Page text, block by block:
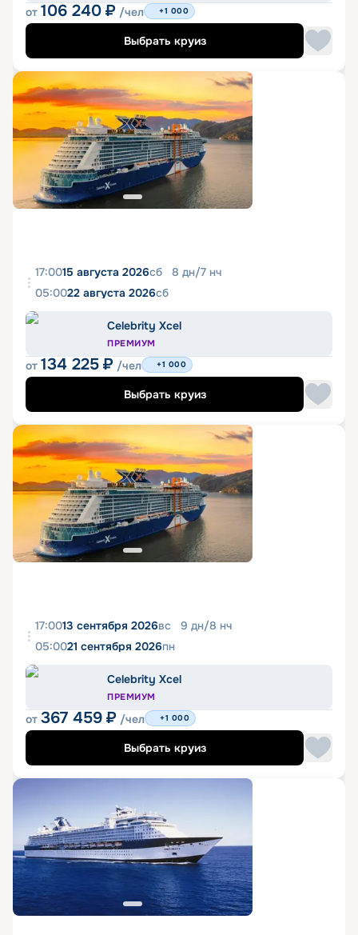
от 106 240 ₽ /чел +1 000
Выбрать круиз
17:0015 августа 2026сб 8 дн/7 нч
05:0022 августа 2026сб
Celebrity Xcel
ПРЕМИУМ
от 134 225 ₽ /чел +1 000
Выбрать круиз
17:0013 сентября 2026вс 9 дн/8 нч
05:0021 сентября 2026пн
Celebrity Xcel
ПРЕМИУМ
от 367 459 ₽ /чел +1 000
Выбрать круиз